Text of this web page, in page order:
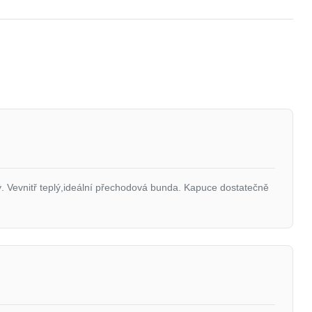
teplý,ideální přechodová bunda. Kapuce dostatečně